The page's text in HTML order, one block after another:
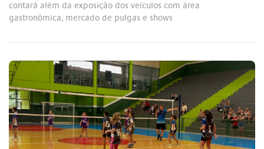
contará além da exposição dos veículos com área
gastronômica, mercado de pulgas e shows